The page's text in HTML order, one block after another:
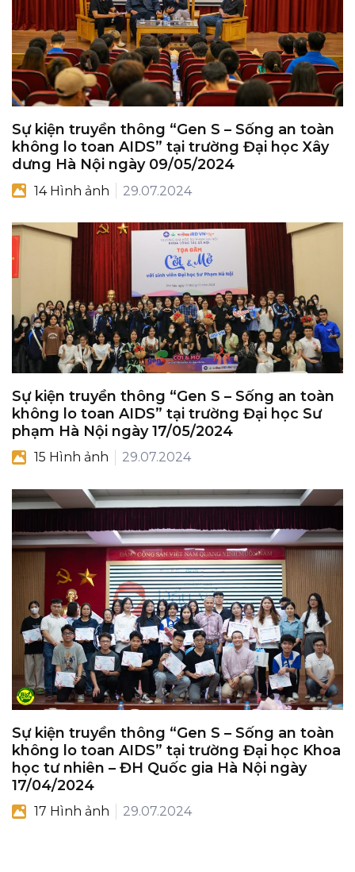
Sự kiện truyền thông “Gen S – Sống an toàn
không lo toan AIDS” tại trường Đại học Xây
dưng Hà Nội ngày 09/05/2024
14 Hình ảnh 29.07.2024
Sự kiện truyền thông “Gen S – Sống an toàn
không lo toan AIDS” tại trường Đại học Sư
phạm Hà Nội ngày 17/05/2024
15 Hình ảnh 29.07.2024
Sự kiện truyền thông “Gen S – Sống an toàn
không lo toan AIDS” tại trường Đại học Khoa
học tư nhiên – ĐH Quốc gia Hà Nội ngày
17/04/2024
17 Hình ảnh 29.07.2024